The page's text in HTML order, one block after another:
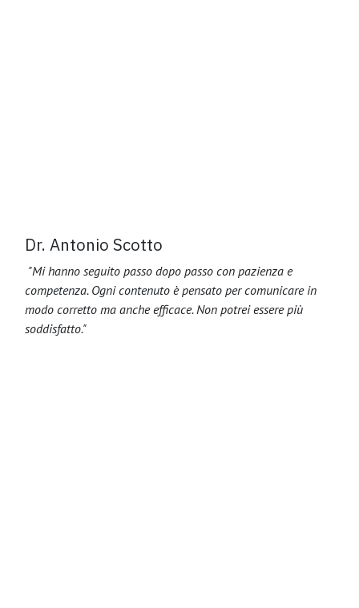
Dr. Antonio Scotto
"Mi hanno seguito passo dopo passo con pazienza e
competenza. Ogni contenuto è pensato per comunicare in
modo corretto ma anche efficace. Non potrei essere più
soddisfatto."